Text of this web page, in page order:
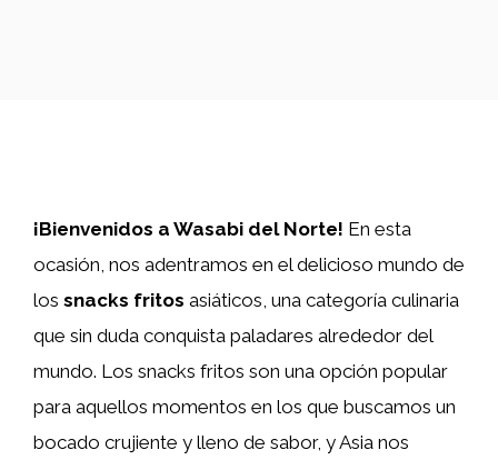
¡Bienvenidos a Wasabi del Norte! En esta
ocasión, nos adentramos en el delicioso mundo de
los snacks fritos asiáticos, una categoría culinaria
que sin duda conquista paladares alrededor del
mundo. Los snacks fritos son una opción popular
para aquellos momentos en los que buscamos un
bocado crujiente y lleno de sabor, y Asia nos